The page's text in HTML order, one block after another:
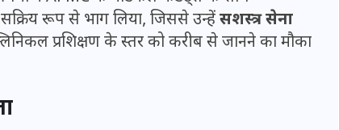
रूप से भाग लिया, जिससे उन्हेंसशस्त्र सेना
प्रशिक्षण के स्तर को करीब से जानने का मौका
जिस कमरे में बिना बिजली-पंखे